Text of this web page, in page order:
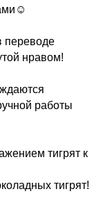
переводе
нравом!
работы
тигрят к
тигрят!